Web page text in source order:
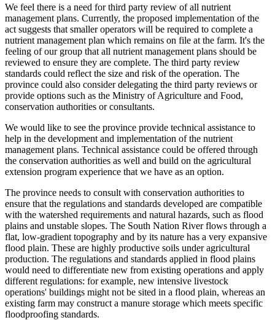
We feel there is a need for third party review of all nutrient
management plans. Currently, the proposed implementation of the
act suggests that smaller operators will be required to complete a
nutrient management plan which remains on file at the farm. It's the
feeling of our group that all nutrient management plans should be
reviewed to ensure they are complete. The third party review
standards could reflect the size and risk of the operation. The
province could also consider delegating the third party reviews or
provide options such as the Ministry of Agriculture and Food,
conservation authorities or consultants.
We would like to see the province provide technical assistance to
help in the development and implementation of the nutrient
management plans. Technical assistance could be offered through
the conservation authorities as well and build on the agricultural
extension program experience that we have as an option.
The province needs to consult with conservation authorities to
ensure that the regulations and standards developed are compatible
with the watershed requirements and natural hazards, such as flood
plains and unstable slopes. The South Nation River flows through a
flat, low-gradient topography and by its nature has a very expansive
flood plain. These are highly productive soils under agricultural
production. The regulations and standards applied in flood plains
would need to differentiate new from existing operations and apply
different regulations: for example, new intensive livestock
operations' buildings might not be sited in a flood plain, whereas an
existing farm may construct a manure storage which meets specific
floodproofing standards.